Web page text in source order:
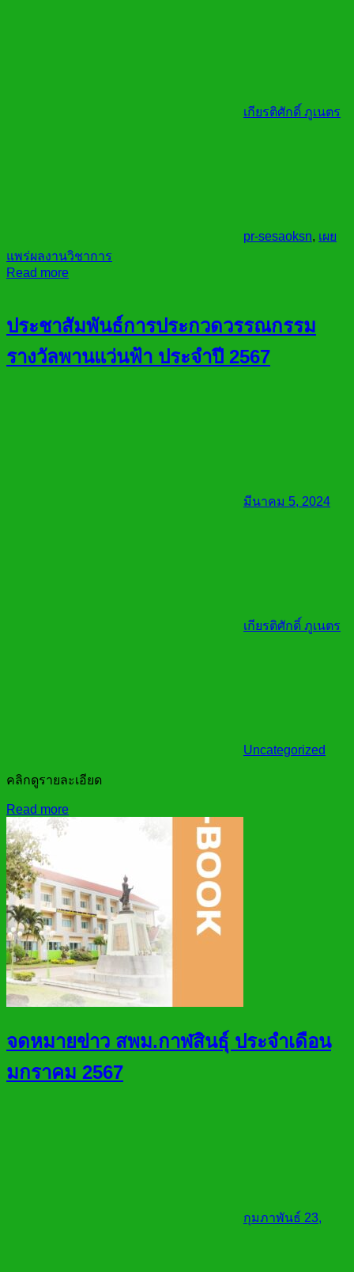
เกียรติศักดิ์ ภูเนตร
pr-sesaoksn, เผย
แพร่ผลงานวิชาการ
Read more
ประชาสัมพันธ์การประกวดวรรณกรรม
รางวัลพานแว่นฟ้า ประจำปี 2567
มีนาคม 5, 2024
เกียรติศักดิ์ ภูเนตร
Uncategorized
คลิกดูรายละเอียด
Read more
จดหมายข่าว สพม.กาฬสินธุ์ ประจำเดือน
มกราคม 2567
กุมภาพันธ์ 23,